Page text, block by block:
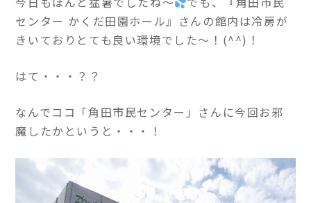
センター かくだ田園ホール』さんの館内は冷房が
きいておりとても良い環境でした～！(^^)！
はて・・・？？
なんでココ「角田市民センター」さんに今回お邪
魔したかというと・・・！